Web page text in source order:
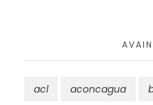
acl aconcagua